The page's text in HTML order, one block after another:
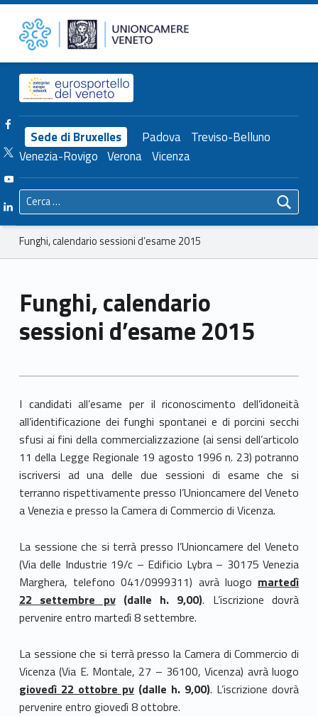
Funghi, calendario sessioni d’esame 2015 – Unioncamere del Veneto Unioncamere del Veneto
Header info sidebar
Sede di Bruxelles Padova Treviso-Belluno
Venezia-Rovigo Verona Vicenza
Facebook Unioncamere Veneto
Twitter Unioncamere Veneto
Youtube Unioncamere Veneto
Linkedin Unioncamere Veneto
Ricerca per:
Breadcrumbs navigation
Funghi, calendario sessioni d’esame 2015
Funghi, calendario
sessioni d’esame 2015
I candidati all’esame per il riconoscimento dell’idoneità
all’identificazione dei funghi spontanei e di porcini secchi
sfusi ai fini della commercializzazione (ai sensi dell’articolo
11 della Legge Regionale 19 agosto 1996 n. 23) potranno
iscriversi ad una delle due sessioni di esame che si
terranno rispettivamente presso l’Unioncamere del Veneto
a Venezia e presso la Camera di Commercio di Vicenza.
La sessione che si terrà presso l’Unioncamere del Veneto
(Via delle Industrie 19/c – Edificio Lybra – 30175 Venezia
Marghera, telefono 041/0999311) avrà luogo martedì
22 settembre pv(dalle h. 9,00). L’iscrizione dovrà
pervenire entro martedì 8 settembre.
La sessione che si terrà presso la Camera di Commercio di
Vicenza (Via E. Montale, 27 – 36100, Vicenza) avrà luogo
giovedì 22 ottobre pv (dalle h. 9,00). L’iscrizione dovrà
pervenire entro giovedì 8 ottobre.